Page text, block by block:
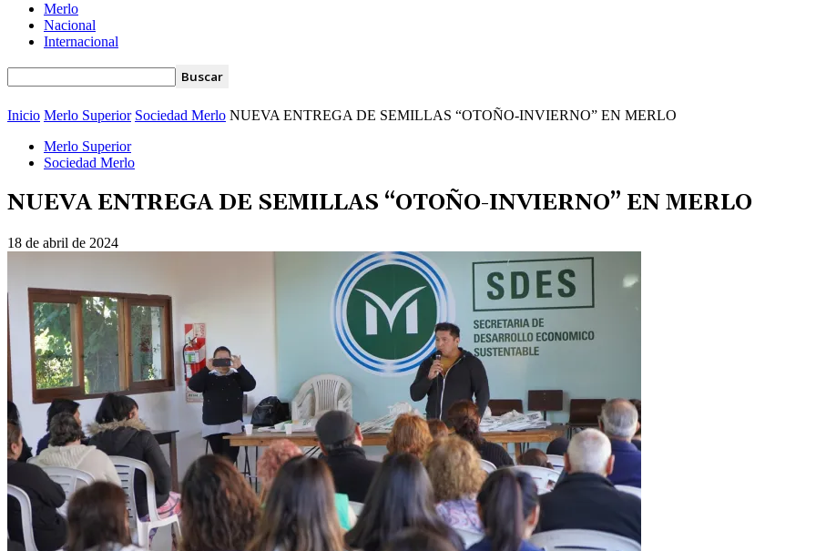
Merlo
Nacional
Internacional
Inicio Merlo Superior Sociedad Merlo NUEVA ENTREGA DE SEMILLAS “OTOÑO-INVIERNO” EN MERLO
Merlo Superior
Sociedad Merlo
NUEVA ENTREGA DE SEMILLAS “OTOÑO-INVIERNO” EN MERLO
18 de abril de 2024